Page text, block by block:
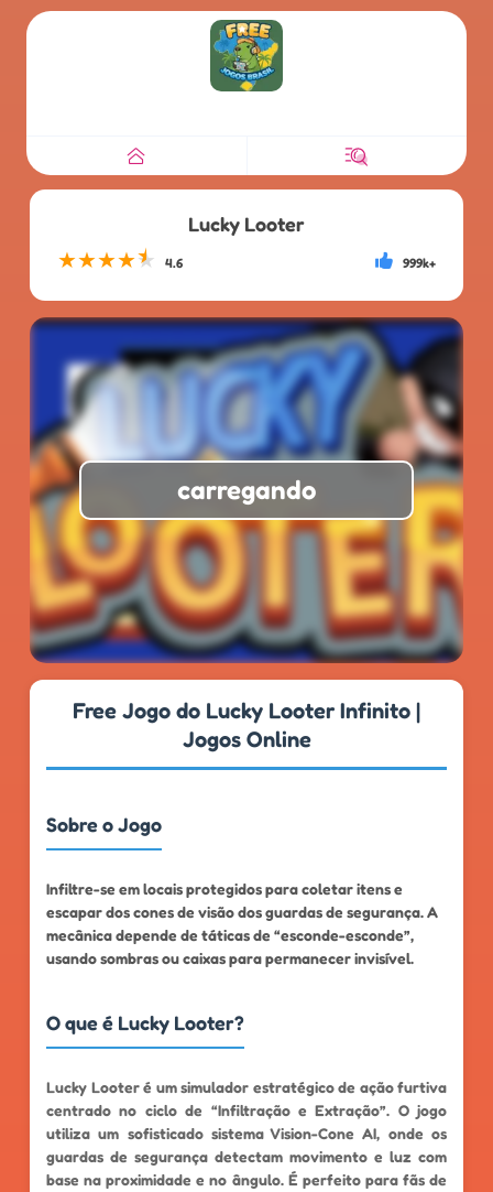
Lucky Looter
★★★★★ 4.6 999k+
carregando
★★★★★ 4.6 999k+
Free Jogo do Lucky Looter Infinito |
Jogos Online
Sobre o Jogo
Infiltre-se em locais protegidos para coletar itens e
escapar dos cones de visão dos guardas de segurança. A
mecânica depende de táticas de “esconde-esconde”,
usando sombras ou caixas para permanecer invisível.
O que é Lucky Looter?
Lucky Looter é um simulador estratégico de ação furtiva
centrado no ciclo de “Infiltração e Extração”. O jogo
utiliza um sofisticado sistema Vision-Cone AI, onde os
guardas de segurança detectam movimento e luz com
base na proximidade e no ângulo. É perfeito para fãs de